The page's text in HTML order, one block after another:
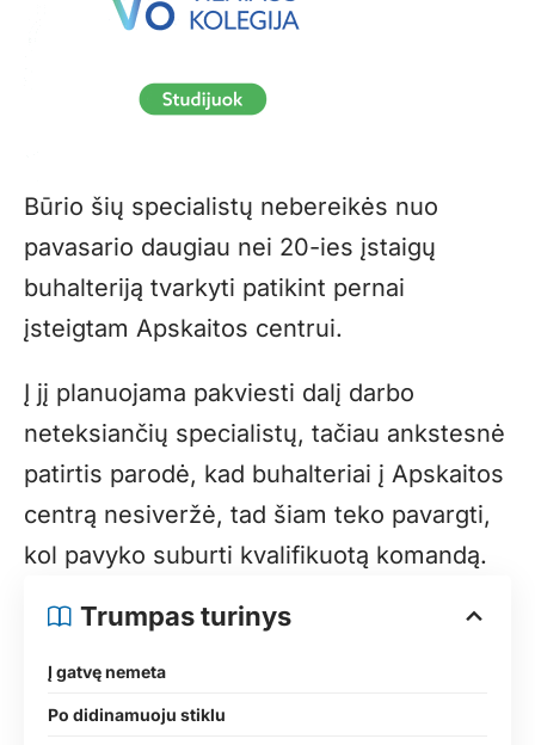
Būrio šių specialistų nebereikės nuo
pavasario daugiau nei 20-ies įstaigų
buhalteriją tvarkyti patikint pernai
įsteigtam Apskaitos centrui.
Į jį planuojama pakviesti dalį darbo
neteksiančių specialistų, tačiau ankstesnė
patirtis parodė, kad buhalteriai į Apskaitos
centrą nesiveržė, tad šiam teko pavargti,
kol pavyko suburti kvalifikuotą komandą.
Trumpas turinys
Į gatvę nemeta
Po didinamuoju stiklu